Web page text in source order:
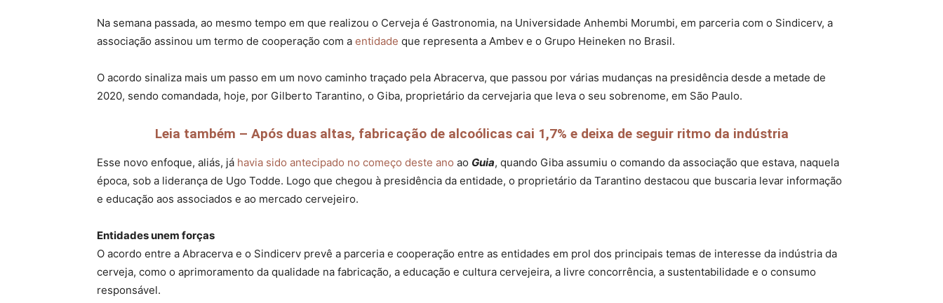
Na semana passada, ao mesmo tempo em que realizou o Cerveja é Gastronomia, na Universidade Anhembi Morumbi, em parceria com o Sindicerv, a
associação assinou um termo de cooperação com a entidade que representa a Ambev e o Grupo Heineken no Brasil.
O acordo sinaliza mais um passo em um novo caminho traçado pela Abracerva, que passou por várias mudanças na presidência desde a metade de
2020, sendo comandada, hoje, por Gilberto Tarantino, o Giba, proprietário da cervejaria que leva o seu sobrenome, em São Paulo.
Leia também – Após duas altas, fabricação de alcoólicas cai 1,7% e deixa de seguir ritmo da indústria
Esse novo enfoque, aliás, já havia sido antecipado no começo deste ano ao Guia, quando Giba assumiu o comando da associação que estava, naquela
época, sob a liderança de Ugo Todde. Logo que chegou à presidência da entidade, o proprietário da Tarantino destacou que buscaria levar informação
e educação aos associados e ao mercado cervejeiro.
Entidades unem forças
O acordo entre a Abracerva e o Sindicerv prevê a parceria e cooperação entre as entidades em prol dos principais temas de interesse da indústria da
cerveja, como o aprimoramento da qualidade na fabricação, a educação e cultura cervejeira, a livre concorrência, a sustentabilidade e o consumo
responsável.